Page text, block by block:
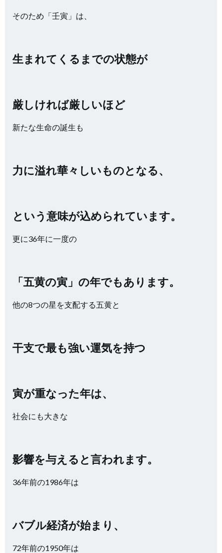
そのため「壬寅」は、
生まれてくるまでの状態が
厳しければ厳しいほど
新たな生命の誕生も
力に溢れ華々しいものとなる、
という意味が込められています。
更に36年に一度の
「五黄の寅」の年でもあります。
他の8つの星を支配する五黄と
干支で最も強い運気を持つ
寅が重なった年は、
社会にも大きな
影響を与えると言われます。
36年前の1986年は
バブル経済が始まり、
72年前の1950年は